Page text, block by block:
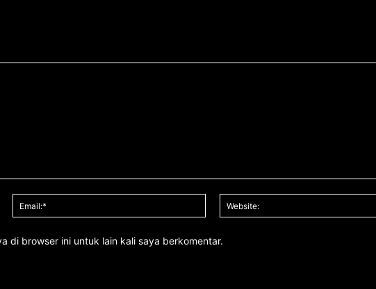
Nama:*
Email:*
di browser ini untuk lain kali saya berkomentar.